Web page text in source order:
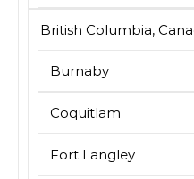
British Columbia,
Burnaby
Coquitlam
Fort Langley